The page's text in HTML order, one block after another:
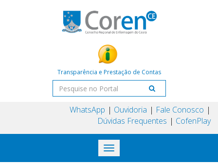
Transparência e Prestação de Contas
WhatsApp Ouvidoria
Fale Conosco
Dúvidas Frequentes
CofenPlay
Toggle
navigation